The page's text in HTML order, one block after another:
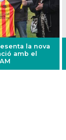
la nova
amb el